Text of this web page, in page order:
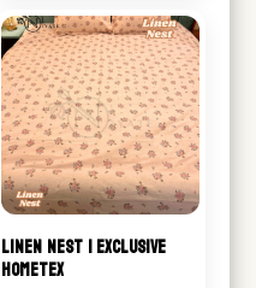
LINEN NEST | EXCLUSIVE
HOMETEX